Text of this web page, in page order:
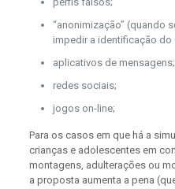
“anonimização” (quando
impedir a identificação do
aplicativos de mensagens;
redes sociais;
jogos on-line;
Para os casos em que há a
crianças e adolescentes em
montagens, adulterações ou
a proposta aumenta a pena